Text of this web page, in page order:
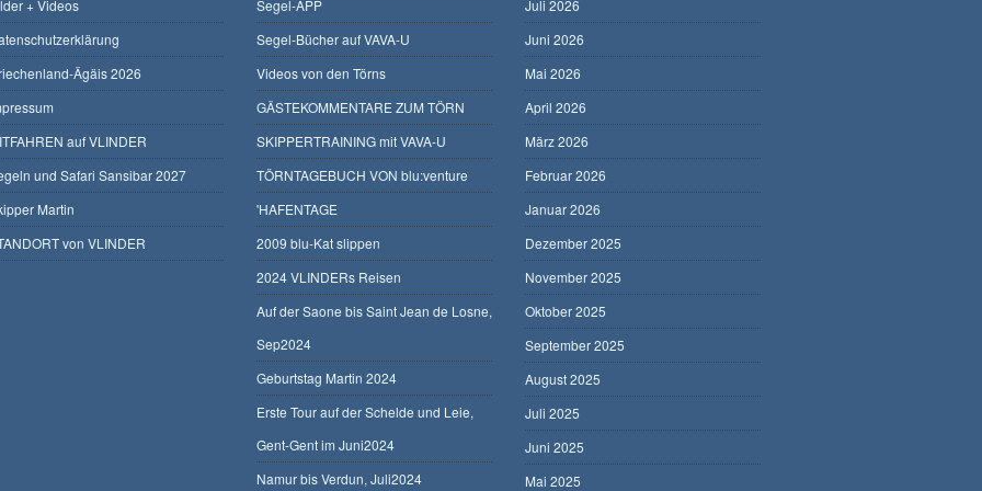
+ Videos
Ägäis 2026
auf VLINDER
und Safari Sansibar 2027
Martin
von VLINDER
Segel-APP
Segel-Bücher auf VAVA-U
Videos von den Törns
GÄSTEKOMMENTARE ZUM TÖRN
SKIPPERTRAINING mit VAVA-U
TÖRNTAGEBUCH VON blu:venture
'HAFENTAGE
2009 blu-Kat slippen
2024 VLINDERs Reisen
Auf der Saone bis Saint Jean de Losne,
Sep2024
Geburtstag Martin 2024
Erste Tour auf der Schelde und Leie,
Gent-Gent im Juni2024
Namur bis Verdun, Juli2024
Juli 2026
Juni 2026
Mai 2026
April 2026
März 2026
Februar 2026
Januar 2026
Dezember 2025
November 2025
Oktober 2025
September 2025
August 2025
Juli 2025
Juni 2025
Mai 2025